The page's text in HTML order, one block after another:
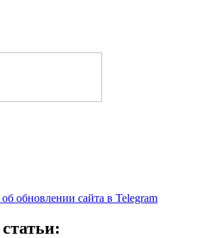
обновлении сайта в Telegram